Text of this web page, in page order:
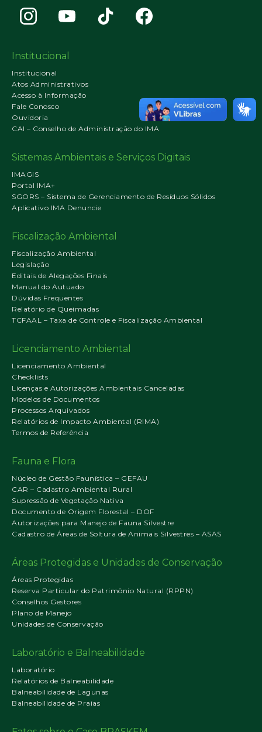
Institucional
Institucional
Atos Administrativos
Acesso à Informação
Fale Conosco
Ouvidoria
CAI – Conselho de Administração do IMA
Sistemas Ambientais e Serviços Digitais
IMAGIS
Portal IMA+
SGORS – Sistema de Gerenciamento de Resíduos Sólidos
Aplicativo IMA Denuncie
Fiscalização Ambiental
Fiscalização Ambiental
Legislação
Editais de Alegações Finais
Manual do Autuado
Dúvidas Frequentes
Relatório de Queimadas
TCFAAL – Taxa de Controle e Fiscalização Ambiental
Licenciamento Ambiental
Licenciamento Ambiental
Checklists
Licenças e Autorizações Ambientais Canceladas
Modelos de Documentos
Processos Arquivados
Relatórios de Impacto Ambiental (RIMA)
Termos de Referência
Fauna e Flora
Núcleo de Gestão Faunística – GEFAU
CAR – Cadastro Ambiental Rural
Supressão de Vegetação Nativa
Documento de Origem Florestal – DOF
Autorizações para Manejo de Fauna Silvestre
Cadastro de Áreas de Soltura de Animais Silvestres – ASAS
Áreas Protegidas e Unidades de Conservação
Áreas Protegidas
Reserva Particular do Patrimônio Natural (RPPN)
Conselhos Gestores
Plano de Manejo
Unidades de Conservação
Laboratório e Balneabilidade
Laboratório
Relatórios de Balneabilidade
Balneabilidade de Lagunas
Balneabilidade de Praias